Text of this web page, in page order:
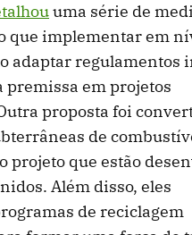
uma série de
que implementar em
adaptar regulamentos
premissa em projetos
proposta foi
de
projeto que estão
Além disso, eles
de reciclagem